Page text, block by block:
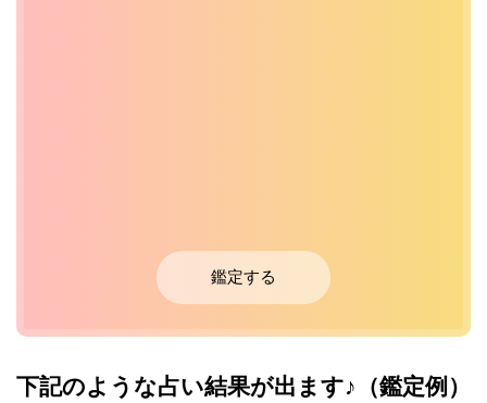
鑑定する
下記のような占い結果が出ます♪（鑑定例）